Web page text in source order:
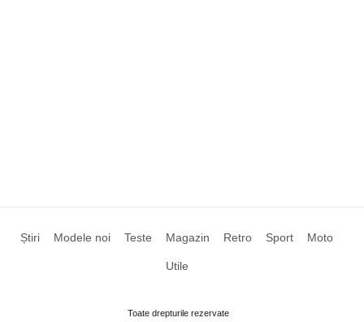
Știri Modele noi Teste Magazin Retro Sport Moto
Utile
Toate drepturile rezervate